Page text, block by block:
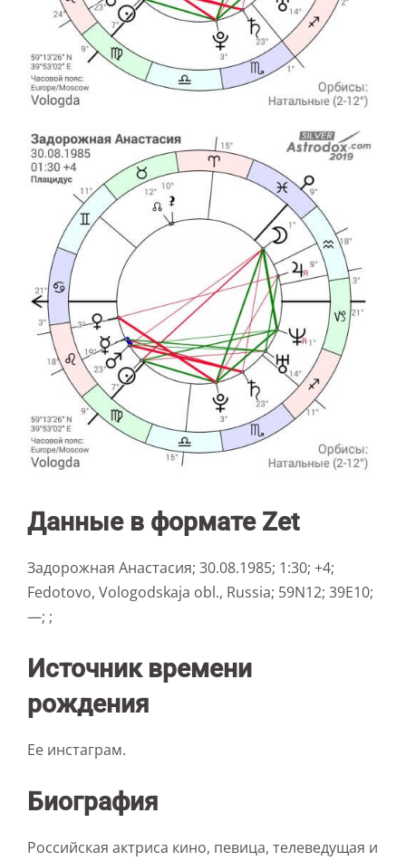
Данные в формате Zet
Задорожная Анастасия; 30.08.1985; 1:30; +4;
Fedotovo, Vologodskaja obl., Russia; 59N12; 39E10;
—; ;
Источник времени
рождения
Ее инстаграм.
Биография
Российская актриса кино, певица, телеведущая и